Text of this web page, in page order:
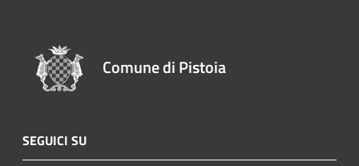
Comune di Pistoia
SEGUICI SU